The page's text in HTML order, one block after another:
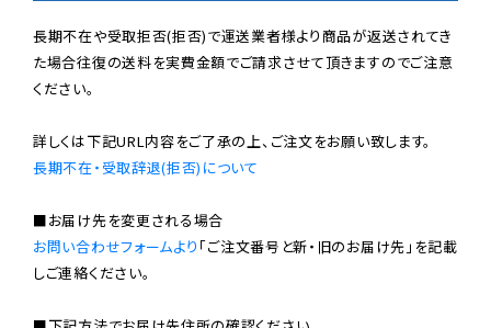
長期不在や受取拒否(拒否)で運送業者様より商品が返送されてき
た場合往復の送料を実費金額でご請求させて頂きますのでご注意
ください。
長期不在・受取辞退(拒否)について
お問い合わせフォームより 「ご注文番号と新・旧のお届け先」を記載
しご連絡ください。